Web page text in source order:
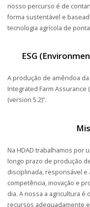
nosso percurso é de
forma sustentável e
tecnologia agrícola de
ESG
A produção de amêndoa da
Integrated Farm Assurance
(version 5.2)”.
Na HDAD trabalhamos por
longo prazo de produção
disciplinada, responsável
competência, inovação e
dia. A nossa a agricultura é
recursos adequadamente